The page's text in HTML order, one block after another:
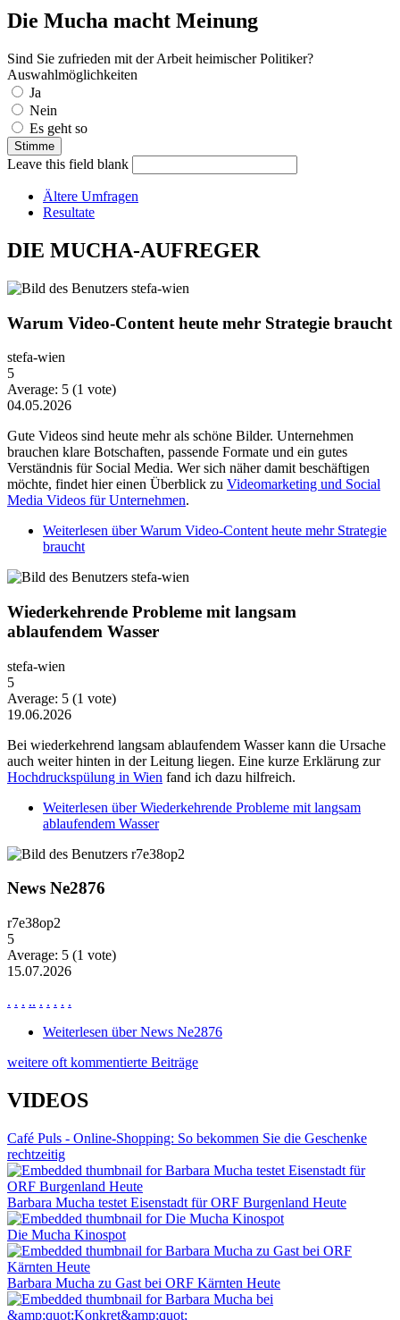
Die Mucha macht Meinung
Sind Sie zufrieden mit der Arbeit heimischer Politiker?
Auswahlmöglichkeiten
Ja
Nein
Es geht so
Leave this field blank
Ältere Umfragen
Resultate
DIE MUCHA-AUFREGER
Warum Video-Content heute mehr Strategie braucht
stefa-wien
5
Average: 5 (1 vote)
04.05.2026
Gute Videos sind heute mehr als schöne Bilder. Unternehmen
brauchen klare Botschaften, passende Formate und ein gutes
Verständnis für Social Media. Wer sich näher damit beschäftigen
möchte, findet hier einen Überblick zu Videomarketing und Social
Media Videos für Unternehmen.
Weiterlesen über Warum Video-Content heute mehr Strategie
braucht
Wiederkehrende Probleme mit langsam
ablaufendem Wasser
stefa-wien
5
Average: 5 (1 vote)
19.06.2026
Bei wiederkehrend langsam ablaufendem Wasser kann die Ursache
auch weiter hinten in der Leitung liegen. Eine kurze Erklärung zur
Hochdruckspülung in Wien fand ich dazu hilfreich.
Weiterlesen über Wiederkehrende Probleme mit langsam
ablaufendem Wasser
News Ne2876
r7e38op2
5
Average: 5 (1 vote)
15.07.2026
. . . .. . . . . .
Weiterlesen über News Ne2876
weitere oft kommentierte Beiträge
VIDEOS
Café Puls - Online-Shopping: So bekommen Sie die Geschenke
rechtzeitig
Barbara Mucha testet Eisenstadt für ORF Burgenland Heute
Die Mucha Kinospot
Barbara Mucha zu Gast bei ORF Kärnten Heute